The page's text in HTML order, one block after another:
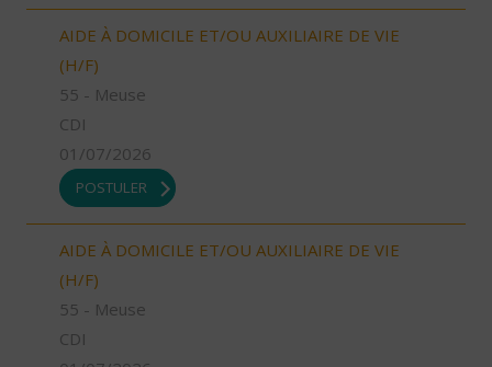
AIDE À DOMICILE ET/OU AUXILIAIRE DE VIE
(H/F)
55 - Meuse
CDI
01/07/2026
POSTULER
AIDE À DOMICILE ET/OU AUXILIAIRE DE VIE
(H/F)
55 - Meuse
CDI